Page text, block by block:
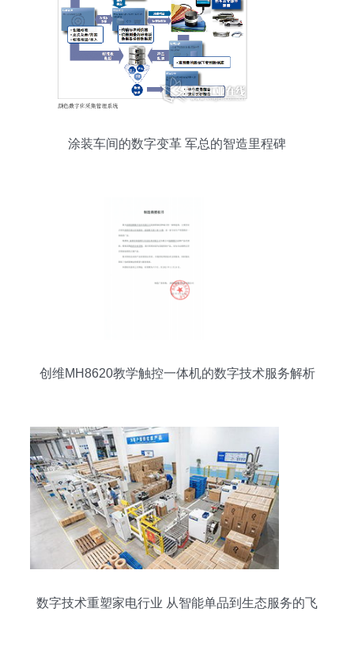
涂装车间的数字变革 军总的智造里程碑
创维MH8620教学触控一体机的数字技术服务解析
数字技术重塑家电行业 从智能单品到生态服务的飞